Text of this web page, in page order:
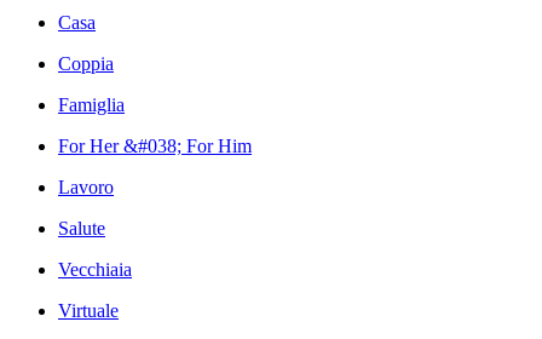
Casa
Coppia
Famiglia
For Her &#038; For Him
Lavoro
Salute
Vecchiaia
Virtuale